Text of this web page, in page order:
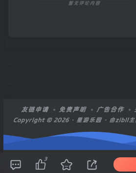
暂无评论内容
友链申请 免责声明 广告合作
Copyright © 2026 · 星游乐园· 由zibll主
3